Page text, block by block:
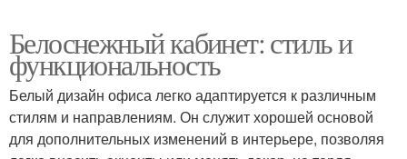
Белоснежный кабинет: стиль и
функциональность
Белый дизайн офиса легко адаптируется к различным
стилям и направлениям. Он служит хорошей основой
для дополнительных изменений в интерьере, позволяя